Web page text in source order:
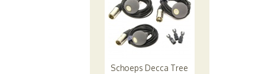
Schoeps Decca Tree